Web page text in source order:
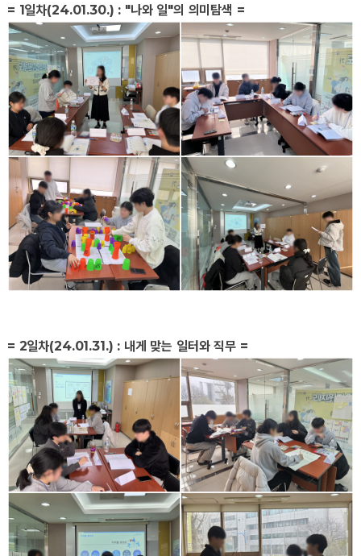
= 1일차(24.01.30.) : "나와 일"의 의미탐색 =
= 2일차(24.01.31.) : 내게 맞는 일터와 직무 =